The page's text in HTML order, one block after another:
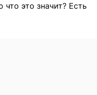
это значит? Есть